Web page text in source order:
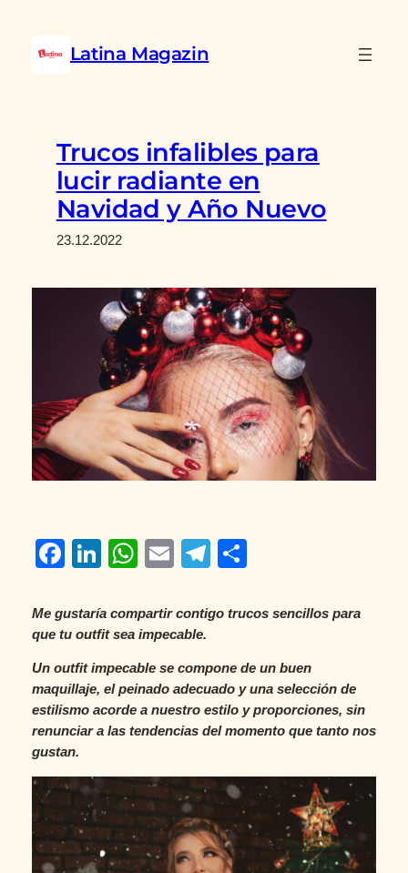
contenido Latina Magazin
Trucos infalibles para
lucir radiante en
Navidad y Año Nuevo
23.12.2022
Facebook
LinkedIn
WhatsApp
EmailTelegram
Me gustaría compartir contigo trucos sencillos para
que tu outfit sea impecable.
Un outfit impecable se compone de un buen
maquillaje, el peinado adecuado y una selección de
estilismo acorde a nuestro estilo y proporciones, sin
renunciar a las tendencias del momento que tanto nos
gustan.